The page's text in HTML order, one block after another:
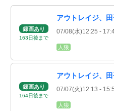
録画あり
163日後 まで
アウトレイジ、
07/08(水)12:25 -
人狼
録画あり
164日後 まで
アウトレイジ、
07/07(火)12:13 -
人狼